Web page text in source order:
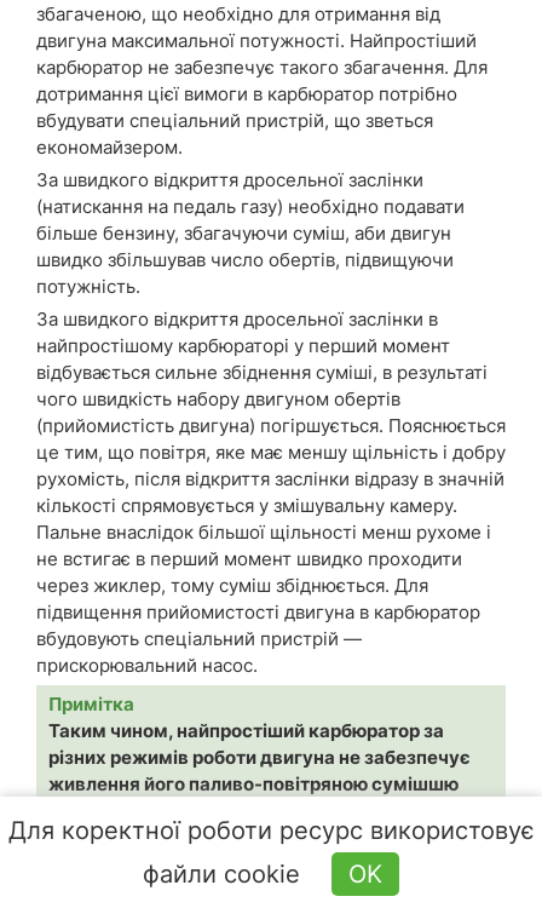
збагаченою, що необхідно для отримання від
двигуна максимальної потужності. Найпростіший
карбюратор не забезпечує такого збагачення. Для
дотримання цієї вимоги в карбюратор потрібно
вбудувати спеціальний пристрій, що зветься
економайзером.
За швидкого відкриття дросельної заслінки
(натискання на педаль газу) необхідно подавати
більше бензину, збагачуючи суміш, аби двигун
швидко збільшував число обертів, підвищуючи
потужність.
За швидкого відкриття дросельної заслінки в
найпростішому карбюраторі у перший момент
відбувається сильне збіднення суміші, в результаті
чого швидкість набору двигуном обертів
(прийомистість двигуна) погіршується. Пояснюється
це тим, що повітря, яке має меншу щільність і добру
рухомість, після відкриття заслінки відразу в значній
кількості спрямовується у змішувальну камеру.
Пальне внаслідок більшої щільності менш рухоме і
не встигає в перший момент швидко проходити
через жиклер, тому суміш збіднюється. Для
підвищення прийомистості двигуна в карбюратор
вбудовують спеціальний пристрій —
прискорювальний насос.
Примітка
Таким чином, найпростіший карбюратор за
різних режимів роботи двигуна не забезпечує
живлення його паливо-повітряною сумішшю
додатковими пристроями: для компенсації
суміші, для легкого запуску двигуна, для його
роботи на холостому ходу, для збагачення
Для коректної роботи ресурс використовує
файли cookie
OK